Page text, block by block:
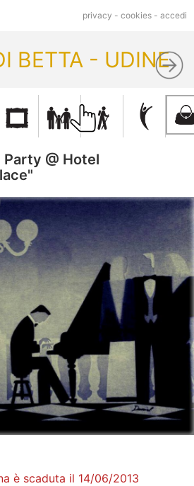
privacy - cookies - accedi
BETTA - UDINE
@ Hotel
è scaduta il 14/06/2013